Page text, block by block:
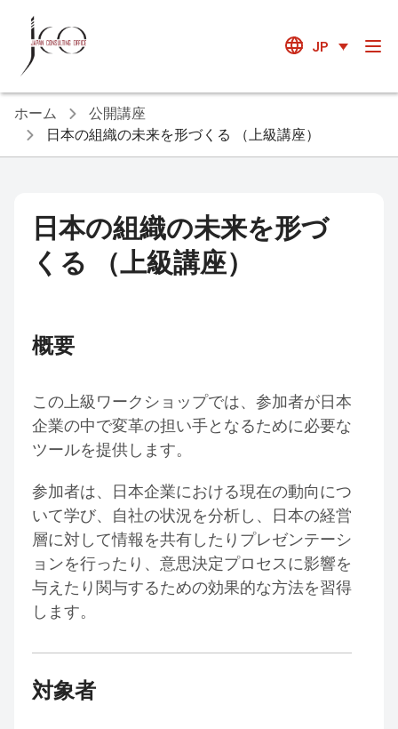
JP
ホーム
公開講座
日本の組織の未来を形づくる （上級講座）
日本の組織の未来を形づ
くる （上級講座）
概要
この上級ワークショップでは、参加者が日本
企業の中で変革の担い手となるために必要な
ツールを提供します。
参加者は、日本企業における現在の動向につ
いて学び、自社の状況を分析し、日本の経営
層に対して情報を共有したりプレゼンテーシ
ョンを行ったり、意思決定プロセスに影響を
与えたり関与するための効果的な方法を習得
します。
対象者